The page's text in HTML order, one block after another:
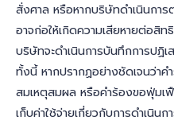
สั่งศาล หรือหากบริษัทดำเนินกา
อาจก่อให้เกิดความเสียหายต่อสิ
บริษัทจะดำเนินการบันทึกการปฏิ
ทั้งนี้ หากปรากฏอย่างชัดเจนว่า
สมเหตุสมผล หรือคำร้องขอฟุ่มเ
เก็บค่าใช้จ่ายเกี่ยวกับการดำเนิ